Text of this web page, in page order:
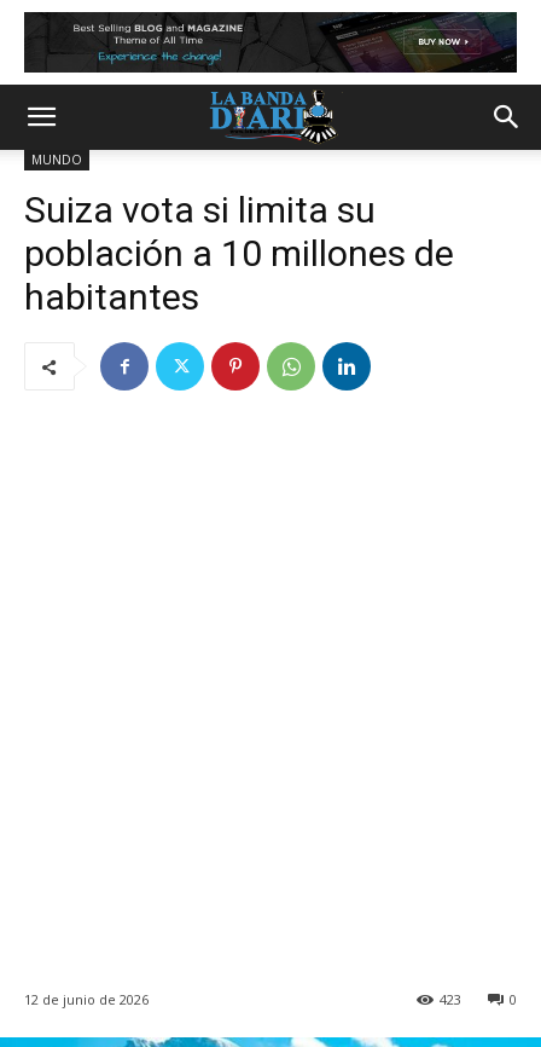
MUNDO
Suiza vota si limita su
población a 10 millones de
habitantes
12 de junio de 2026 0
423